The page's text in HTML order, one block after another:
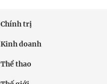
Chính trị
Kinh doanh
Thể thao